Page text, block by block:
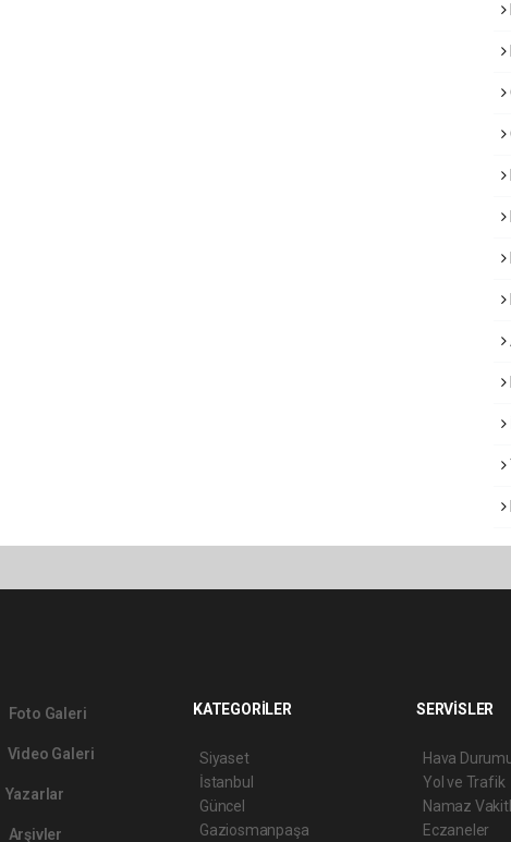
Foto Galeri
Video Galeri
Yazarlar
Arşivler
KATEGORİLER
Siyaset
İstanbul
Güncel
Gaziosmanpaşa
SERVİSLER
Hava
Yol ve Trafik
Namaz
Eczaneler